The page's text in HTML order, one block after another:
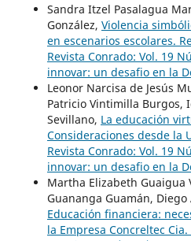
Sandra Itzel Pasalagua
González, Violencia
en escenarios escolares.
Revista Conrado: Vol. 19
innovar: un desafio en la
Leonor Narcisa de Jesús
Patricio Vintimilla Burgos,
Sevillano, La educación
Consideraciones desde la
Revista Conrado: Vol. 19
innovar: un desafio en la
Martha Elizabeth Guaigua
Guananga Guamán,
Educación financiera:
la Empresa Concreltec Cia.